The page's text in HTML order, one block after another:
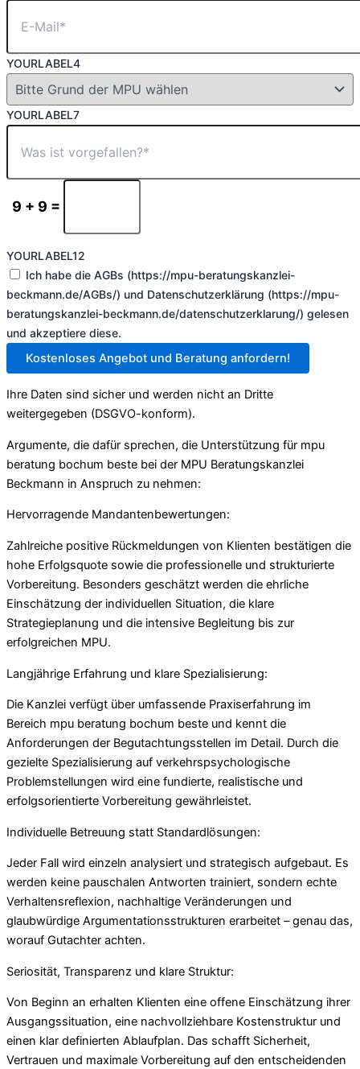
YOURLABEL4
YOURLABEL7
9 + 9 =
YOURLABEL12
Ich habe die AGBs (https://mpu-beratungskanzlei-
beckmann.de/AGBs/) und Datenschutzerklärung (https://mpu-
beratungskanzlei-beckmann.de/datenschutzerklarung/) gelesen
und akzeptiere diese.
Kostenloses Angebot und Beratung anfordern!
Ihre Daten sind sicher und werden nicht an Dritte
weitergegeben (DSGVO-konform).
Argumente, die dafür sprechen, die Unterstützung für mpu
beratung bochum beste bei der MPU Beratungskanzlei
Beckmann in Anspruch zu nehmen:
Hervorragende Mandantenbewertungen:
Zahlreiche positive Rückmeldungen von Klienten bestätigen die
hohe Erfolgsquote sowie die professionelle und strukturierte
Vorbereitung. Besonders geschätzt werden die ehrliche
Einschätzung der individuellen Situation, die klare
Strategieplanung und die intensive Begleitung bis zur
erfolgreichen MPU.
Langjährige Erfahrung und klare Spezialisierung:
Die Kanzlei verfügt über umfassende Praxiserfahrung im
Bereich mpu beratung bochum beste und kennt die
Anforderungen der Begutachtungsstellen im Detail. Durch die
gezielte Spezialisierung auf verkehrspsychologische
Problemstellungen wird eine fundierte, realistische und
erfolgsorientierte Vorbereitung gewährleistet.
Individuelle Betreuung statt Standardlösungen:
Jeder Fall wird einzeln analysiert und strategisch aufgebaut. Es
werden keine pauschalen Antworten trainiert, sondern echte
Verhaltensreflexion, nachhaltige Veränderungen und
glaubwürdige Argumentationsstrukturen erarbeitet – genau das,
worauf Gutachter achten.
Seriosität, Transparenz und klare Struktur:
Von Beginn an erhalten Klienten eine offene Einschätzung ihrer
Ausgangssituation, eine nachvollziehbare Kostenstruktur und
einen klar definierten Ablaufplan. Das schafft Sicherheit,
Vertrauen und maximale Vorbereitung auf den entscheidenden